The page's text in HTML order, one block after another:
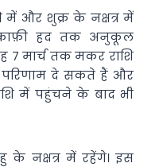
में और शुक्र के नक्षत्र में
काफ़ी हद तक अनुकूल
7 मार्च तक मकर राशि
दे सकते हैं और
में पहुंचने के बाद भी
के नक्षत्र में रहेंगे। इस